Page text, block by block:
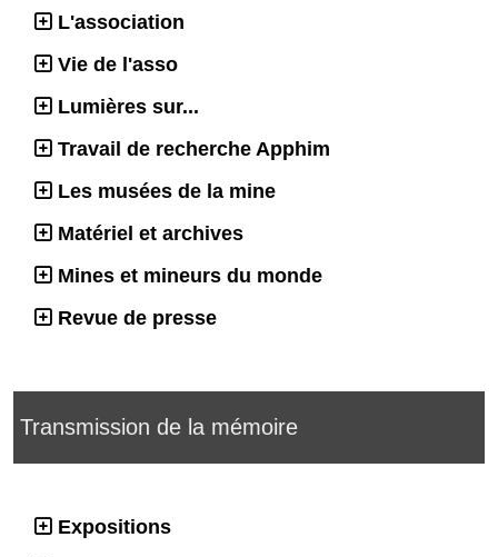
L'association
Vie de l'asso
Lumières sur...
Travail de recherche Apphim
Les musées de la mine
Matériel et archives
Mines et mineurs du monde
Revue de presse
Transmission de la mémoire
Expositions